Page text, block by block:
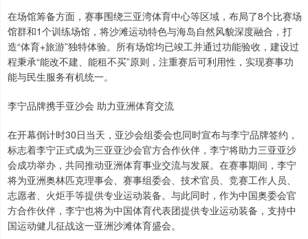
在场馆筹备方面，赛事围绕三亚湾体育中心等区域，布局了8个比赛场
馆群和1个训练场馆，将沙滩运动特色与海岛自然风貌深度融合，打
造“体育+旅游”独特体验。所有场馆均已竣工并通过功能验收，建设过
程秉承“能改不建、能租不买”原则，注重赛后可利用性，实现赛事功
能与民生服务有机统一。
李宁品牌携手亚沙会 助力亚洲体育交流
在开幕倒计时30日当天，亚沙会组委会也同时宣布与李宁品牌签约，
标志着李宁正式成为三亚亚沙会官方合作伙伴，李宁将助力三亚亚沙
会成功举办，共同推动亚洲体育事业交流与发展。在赛事期间，李宁
将为亚洲奥林匹克理事会、赛事组委会、技术官员、竞赛工作人员、
志愿者、火炬手等提供专业运动装备。与此同时，作为中国奥委会官
方合作伙伴，李宁也将为中国体育代表团提供专业运动装备，支持中
国运动健儿征战这一亚洲沙滩体育盛会。